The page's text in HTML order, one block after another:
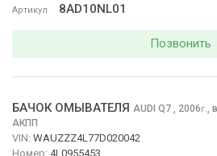
Артикул 8AD10NL01
Позвонить
БАЧОК ОМЫВАТЕЛЯ AUDI Q7 , 2006г.
АКПП
VIN: WAUZZZ4L77D020042
Номер: 4L0955453